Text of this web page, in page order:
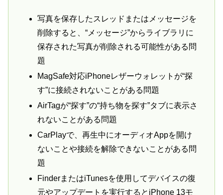
写真を保存したスレッドまたはメッセージを
削除すると、“メッセージ”からライブラリに
保存された写真が削除される可能性がある問
題
MagSafe対応iPhoneレザーウォレットが“探
す”に接続されないことがある問題
AirTagが“探す”の“持ち物を探す”タブに表示さ
れないことがある問題
CarPlayで、再生中にオーディオAppを開け
ないことや接続を解除できないことがある問
題
FinderまたはiTunesを使用してデバイスの復
元やアップデートを実行するとiPhone 13モ